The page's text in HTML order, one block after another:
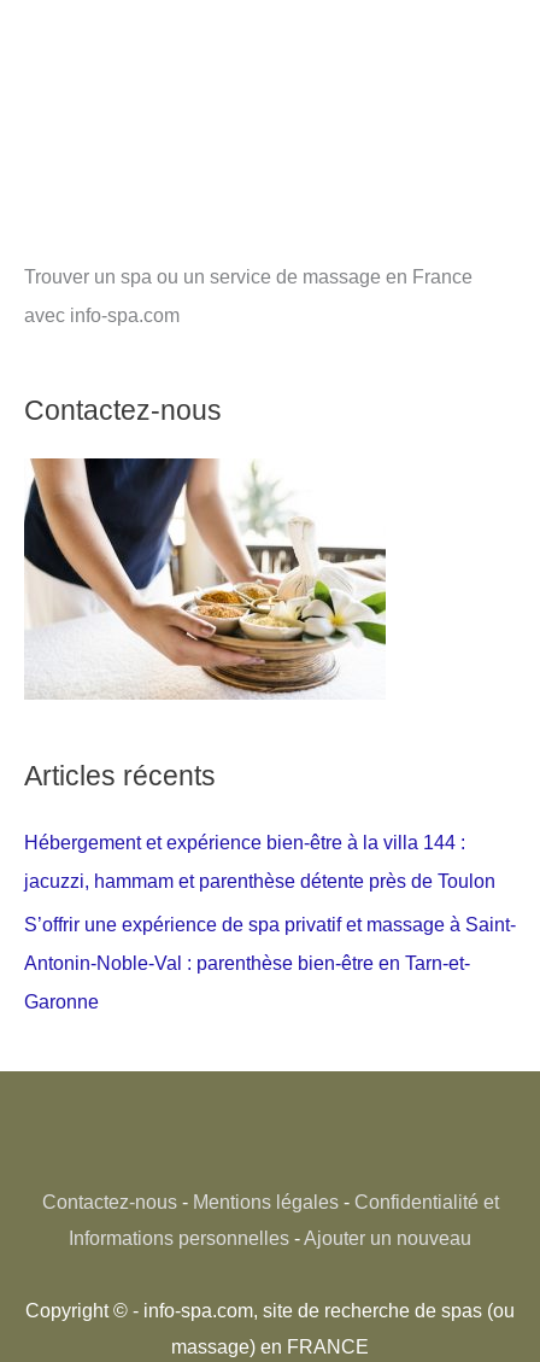
Trouver un spa ou un service de massage en France
avec info-spa.com
Contactez-nous
Articles récents
Hébergement et expérience bien-être à la villa 144 :
jacuzzi, hammam et parenthèse détente près de Toulon
S’offrir une expérience de spa privatif et massage à Saint-
Antonin-Noble-Val : parenthèse bien-être en Tarn-et-
Garonne
Contactez-nous- Mentions légales- Confidentialité et
Informations personnelles -Ajouter un nouveau
Copyright © - info-spa.com, site de recherche de spas (ou
massage) en FRANCE